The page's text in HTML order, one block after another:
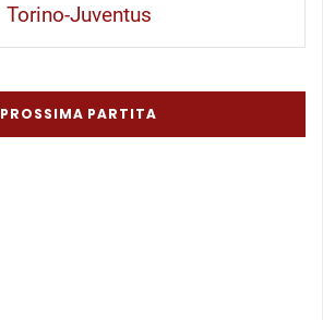
Torino-Juventus
PROSSIMA PARTITA